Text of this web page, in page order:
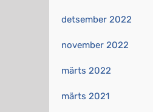
detsember 2022
november 2022
märts 2022
märts 2021